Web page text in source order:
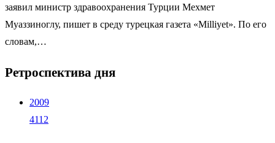
заявил министр здравоохранения Турции Мехмет
Муаззиноглу, пишет в среду турецкая газета «Milliyet». По его
словам,…
Ретроспектива дня
2009
4112